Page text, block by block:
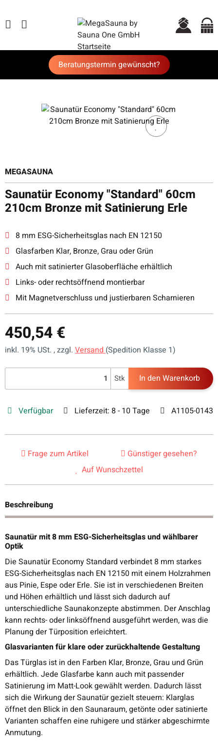
Beratungstermin gewünscht?
MEGASAUNA
Saunatür Economy "Standard" 60cm
210cm Bronze mit Satinierung Erle
8 mm ESG-Sicherheitsglas nach EN 12150
Glasfarben Klar, Bronze, Grau oder Grün
Auch mit satinierter Glasoberfläche erhältlich
Links- oder rechtsöffnend montierbar
Mit Magnetverschluss und justierbaren Scharnieren
450,54 €
inkl. 19% USt. , zzgl. Versand(Spedition Klasse 1)
Stk In den Warenkorb
Verfügbar Lieferzeit: 8 - 10 Tage A1105-0143
Frage zum Artikel
Günstiger gesehen?
Auf Wunschzettel
Beschreibung
Saunatür mit 8 mm ESG-Sicherheitsglas und wählbarer
Optik
Die Saunatür Economy Standard verbindet 8 mm starkes
ESG-Sicherheitsglas nach EN 12150 mit einem Holzrahmen
aus Pinie, Espe oder Erle. Sie ist in verschiedenen Breiten
und Höhen erhältlich und lässt sich dadurch auf
unterschiedliche Saunakonzepte abstimmen. Der Anschlag
kann rechts- oder linksöffnend ausgeführt werden, was die
Planung der Türposition erleichtert.
Glasvarianten für klare oder zurückhaltende Gestaltung
Das Türglas ist in den Farben Klar, Bronze, Grau und Grün
erhältlich. Jede Glasfarbe kann auch mit passender
Satinierung im Matt-Look gewählt werden. Dadurch lässt
sich die Wirkung der Saunatür gezielt steuern: Klarglas
öffnet den Blick in den Saunaraum, getönte oder satinierte
Varianten schaffen eine ruhigere und stärker abgeschirmte
Anmutung.